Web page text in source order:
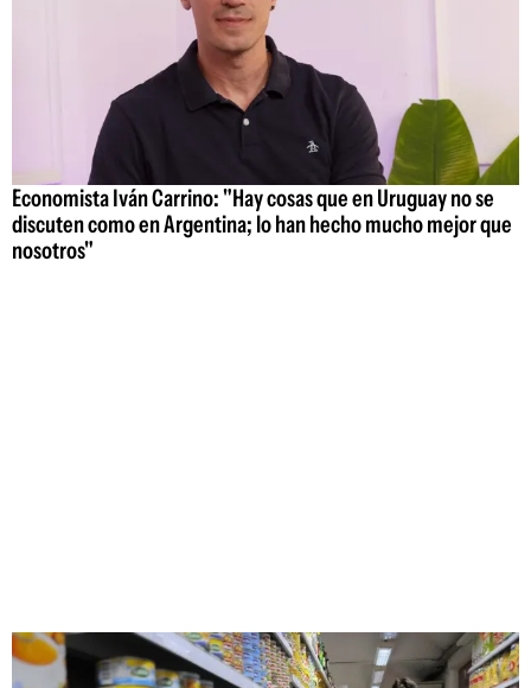
Economista Iván Carrino: "Hay cosas que en Uruguay no se
discuten como en Argentina; lo han hecho mucho mejor que
nosotros"